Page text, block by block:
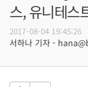
스, 유니테스
2017-08-04 19:45:26
서하나 기자 -